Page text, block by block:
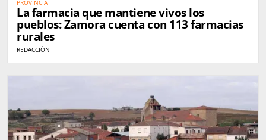
PROVINCIA
La farmacia que mantiene vivos los
pueblos: Zamora cuenta con 113 farmacias
rurales
REDACCIÓN